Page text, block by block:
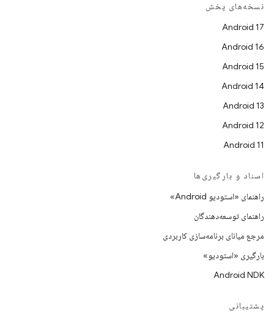
نسخه‌های پخش
Android 17
Android 16
Android 15
Android 14
Android 13
Android 12
Android 11
اسناد و بارگیری‌ها
راهنمای «استودیو Android»
راهنمای توسعه‌دهندگان
مرجع میانای برنامه‌سازی کاربردی
بارگیری «استودیو»
Android NDK
پشتیبانی